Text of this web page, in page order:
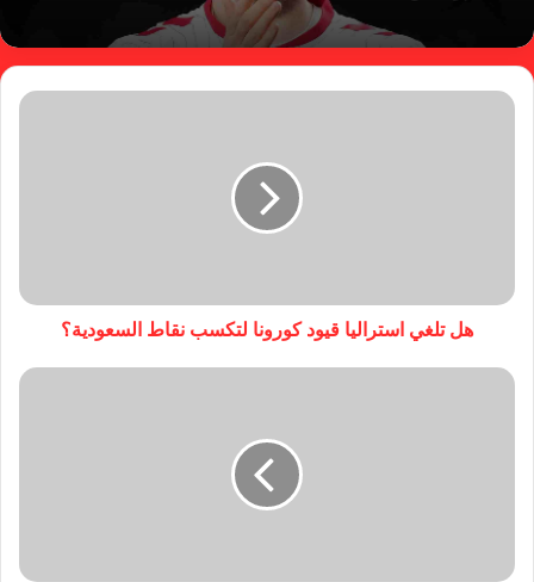
هل تلغي استراليا قيود كورونا لتكسب نقاط السعودية؟